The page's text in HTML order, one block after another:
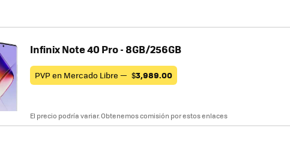
Infinix Note 40 Pro - 8GB/256GB
PVP en Mercado Libre — $3,989.00
El precio podría variar. Obtenemos comisión por estos enlaces